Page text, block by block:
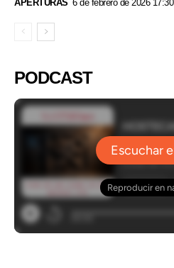
APERTURAS 6 de febrero de 2026 17:30
PODCAST